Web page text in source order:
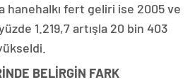
fert geliri ise 2005 ve
1.219,7 artışla 20 bin 403
BELİRGİN FARK